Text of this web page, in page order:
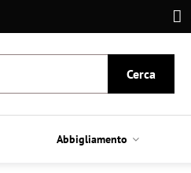
Cerca
Abbigliamento